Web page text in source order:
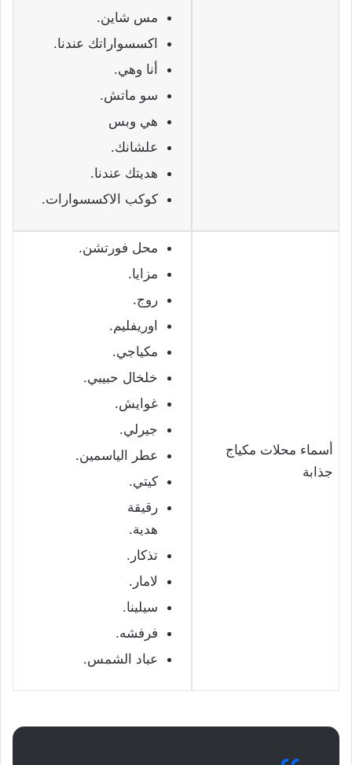
مس شاين.
اكسسواراتك عندنا.
أنا وهي.
سو ماتش.
هي وبس
علشانك.
هديتك عندنا.
كوكب الاكسسوارات.
أسماء محلات مكياج
جذابة
محل فورتشن.
مزايا.
روج.
اوريفليم.
مكياجي.
خلخال حبيبي.
غوايش.
جيرلي.
عطر الياسمين.
كيتي.
رقيقة
هدية.
تذكار.
لامار.
سيلينا.
فرفشه.
عباد الشمس.